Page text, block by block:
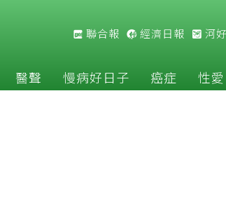
聯合報 經濟日報 河
醫聲 慢病好日子 癌症 性愛